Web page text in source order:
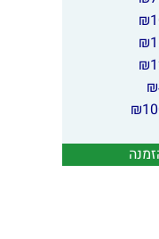
₪
₪
₪
₪
₪